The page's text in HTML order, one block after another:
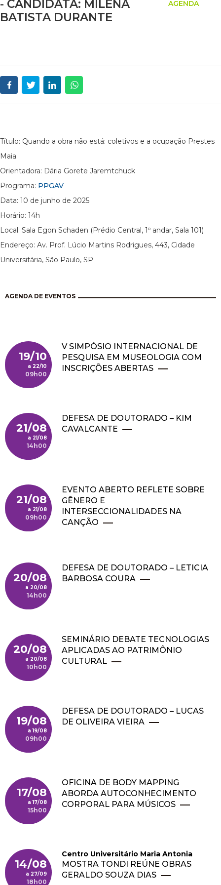
- CANDIDATA: MILENA
BATISTA DURANTE
AGENDA
Título: Quando a obra não está: coletivos e a ocupação Prestes
Maia
Orientadora: Dária Gorete Jaremtchuck
Programa: PPGAV
Data: 10 de junho de 2025
Horário: 14h
Local: Sala Egon Schaden (Prédio Central, 1º andar, Sala 101)
Endereço: Av. Prof. Lúcio Martins Rodrigues, 443, Cidade
Universitária, São Paulo, SP
AGENDA DE EVENTOS
19/10
22/10
09h00
V SIMPÓSIO INTERNACIONAL DE
PESQUISA EM MUSEOLOGIA COM
INSCRIÇÕES ABERTAS
21/08
21/08
14h00
DEFESA DE DOUTORADO – KIM
CAVALCANTE
21/08
21/08
09h00
EVENTO ABERTO REFLETE SOBRE
GÊNERO E
INTERSECCIONALIDADES NA
CANÇÃO
20/08
20/08
14h00
DEFESA DE DOUTORADO – LETICIA
BARBOSA COURA
20/08
20/08
10h00
SEMINÁRIO DEBATE TECNOLOGIAS
APLICADAS AO PATRIMÔNIO
CULTURAL
19/08
19/08
09h00
DEFESA DE DOUTORADO – LUCAS
DE OLIVEIRA VIEIRA
17/08
17/08
15h00
OFICINA DE BODY MAPPING
ABORDA AUTOCONHECIMENTO
CORPORAL PARA MÚSICOS
14/08
27/09
18h00
Centro Universitário Maria Antonia
MOSTRA TONDI REÚNE OBRAS
GERALDO SOUZA DIAS